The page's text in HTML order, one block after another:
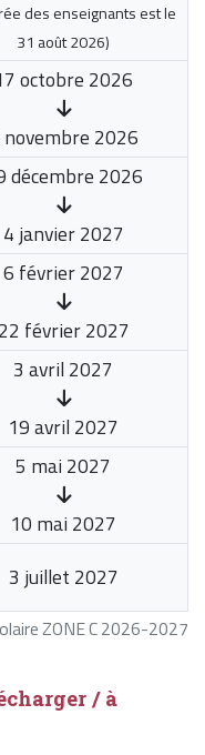
ZONE C 2026-2027
des enseignants est le
31 août 2026)
octobre 2026
novembre 2026
décembre 2026
4 janvier 2027
6 février 2027
22 février 2027
3 avril 2027
19 avril 2027
5 mai 2027
10 mai 2027
3 juillet 2027
/ à